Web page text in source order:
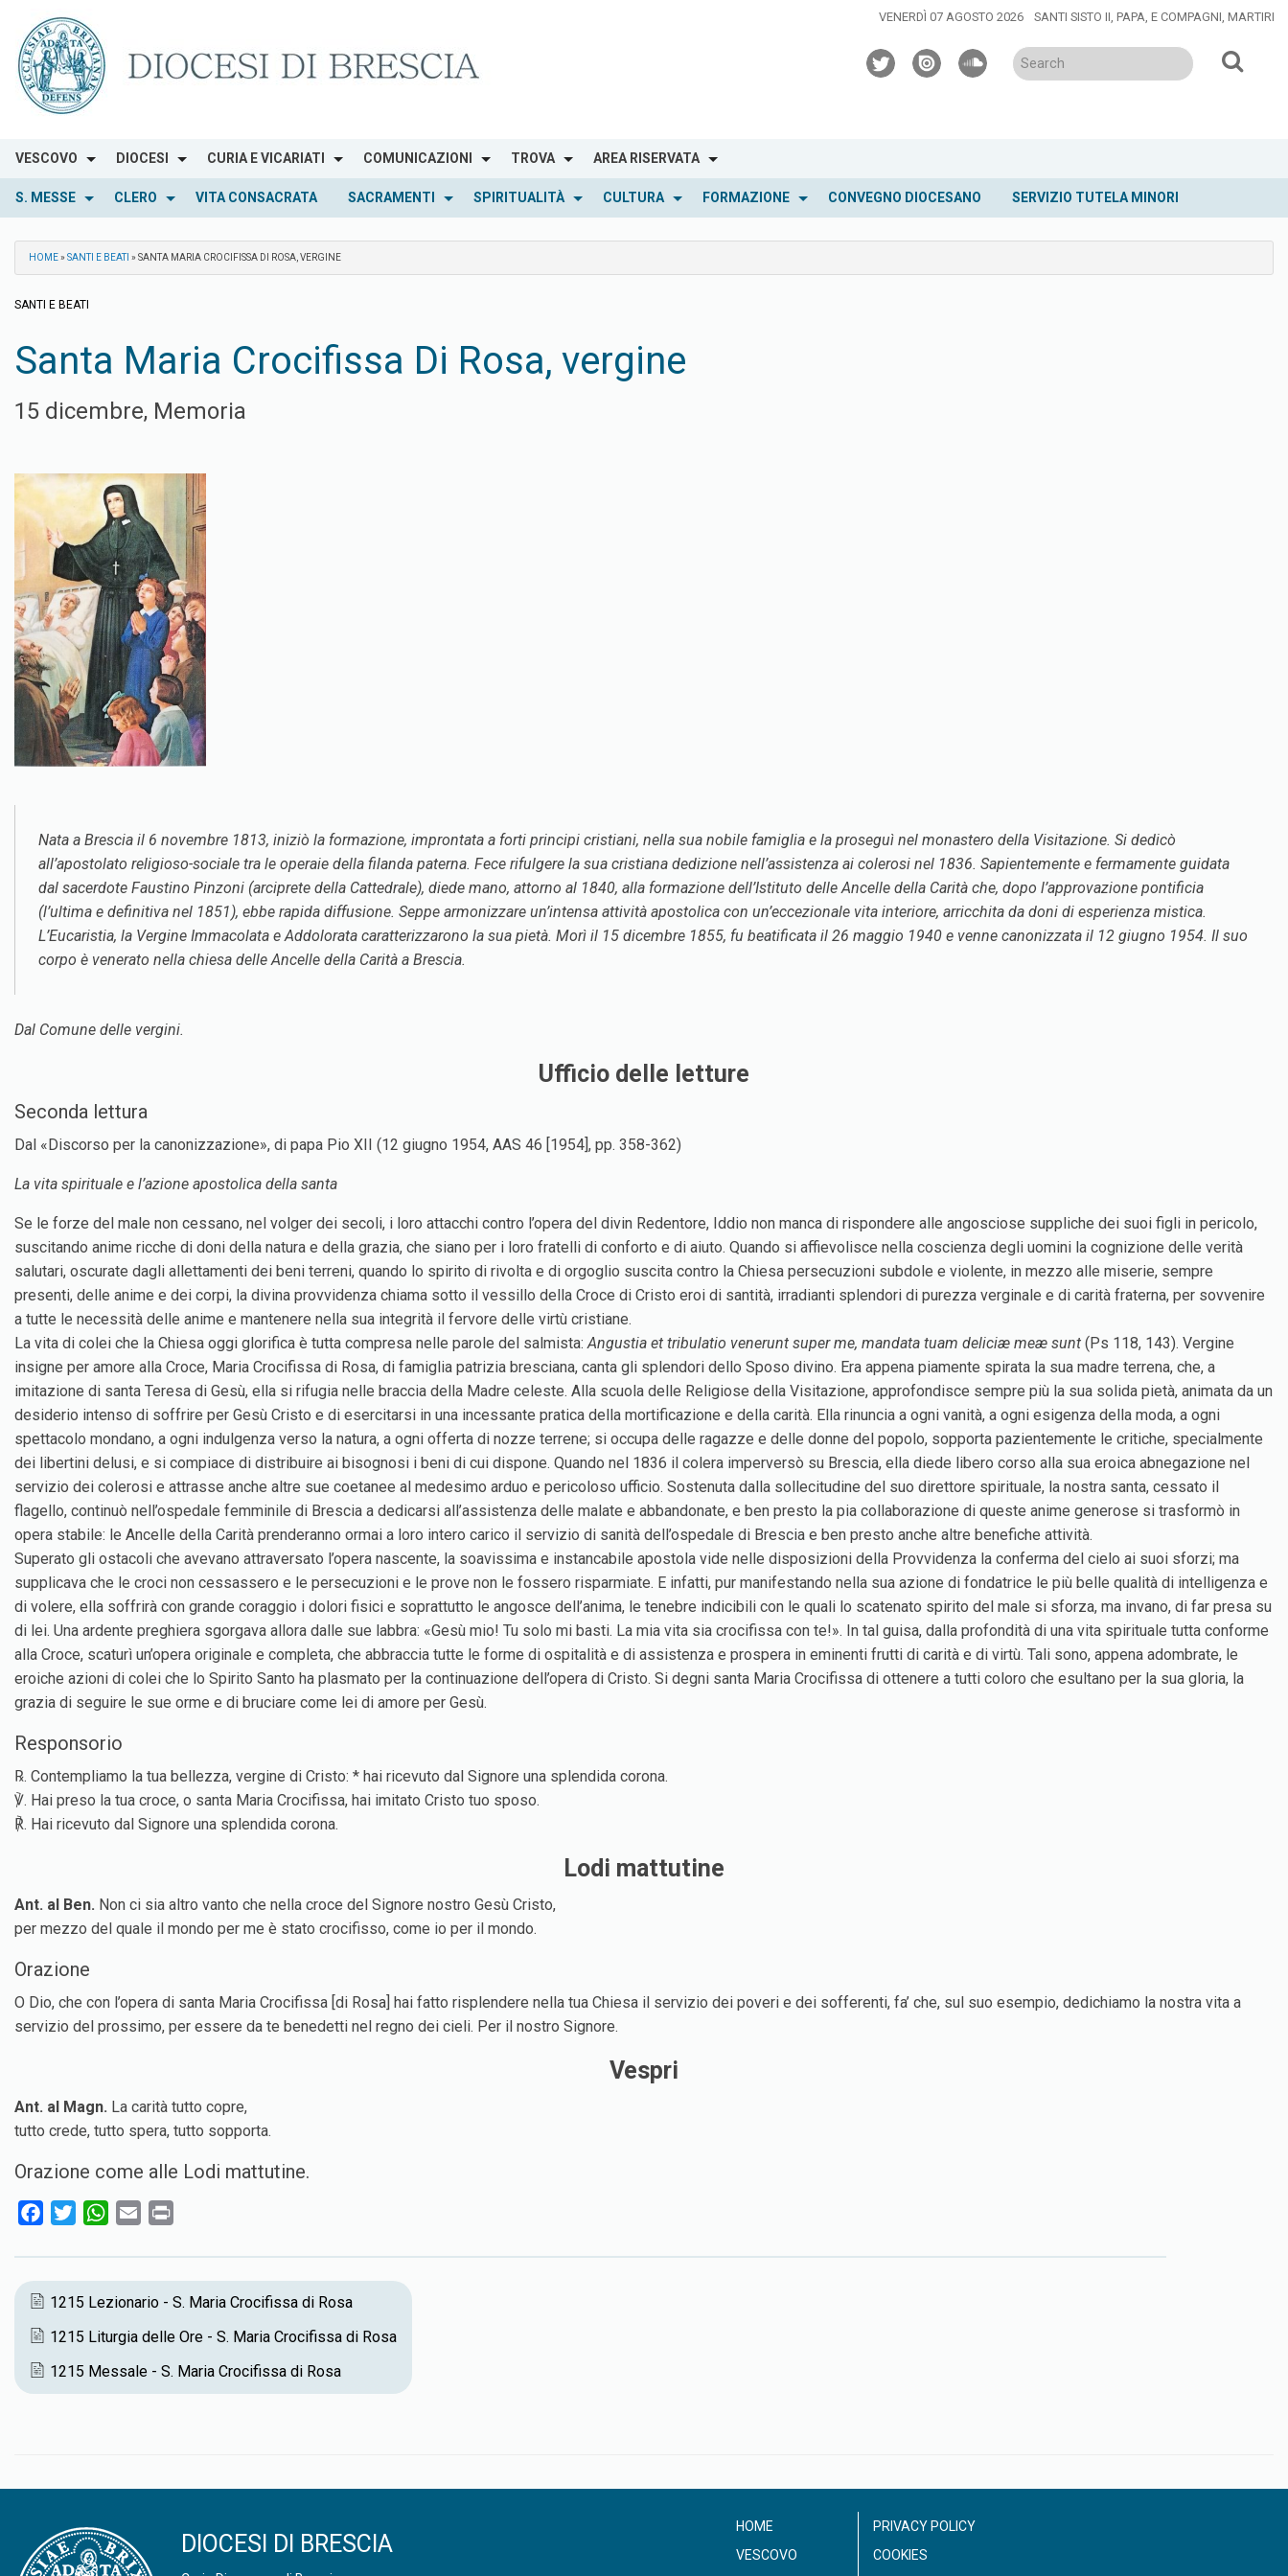
content
VENERDÌ 07 AGOSTO 2026 SANTI SISTO II, PAPA, E COMPAGNI, MARTIRI
twitterissuusoundcloud
VESCOVO DIOCESI CURIA E VICARIATI COMUNICAZIONI TROVA AREA RISERVATA
S. MESSE CLERO VITA CONSACRATA SACRAMENTI SPIRITUALITÀ CULTURA FORMAZIONE CONVEGNO DIOCESANO SERVIZIO TUTELA MINORI
HOME»SANTI E BEATI »SANTA MARIA CROCIFISSA DI ROSA, VERGINE
SANTI E BEATI
Santa Maria Crocifissa Di Rosa, vergine
15 dicembre, Memoria
Nata a Brescia il 6 novembre 1813, iniziò la formazione, improntata a forti principi cristiani, nella sua nobile famiglia e la proseguì nel monastero della Visitazione. Si dedicò
all’apostolato religioso-sociale tra le operaie della filanda paterna. Fece rifulgere la sua cristiana dedizione nell’assistenza ai colerosi nel 1836. Sapientemente e fermamente guidata
dal sacerdote Faustino Pinzoni (arciprete della Cattedrale), diede mano, attorno al 1840, alla formazione dell’Istituto delle Ancelle della Carità che, dopo l’approvazione pontificia
(l’ultima e definitiva nel 1851), ebbe rapida diffusione. Seppe armonizzare un’intensa attività apostolica con un’eccezionale vita interiore, arricchita da doni di esperienza mistica.
L’Eucaristia, la Vergine Immacolata e Addolorata caratterizzarono la sua pietà. Morì il 15 dicembre 1855, fu beatificata il 26 maggio 1940 e venne canonizzata il 12 giugno 1954. Il suo
corpo è venerato nella chiesa delle Ancelle della Carità a Brescia.
Dal Comune delle vergini.
Ufficio delle letture
Seconda lettura
Dal «Discorso per la canonizzazione», di papa Pio XII (12 giugno 1954, AAS 46 [1954], pp. 358-362)
La vita spirituale e l’azione apostolica della santa
Se le forze del male non cessano, nel volger dei secoli, i loro attacchi contro l’opera del divin Redentore, Iddio non manca di rispondere alle angosciose suppliche dei suoi figli in pericolo,
suscitando anime ricche di doni della natura e della grazia, che siano per i loro fratelli di conforto e di aiuto. Quando si affievolisce nella coscienza degli uomini la cognizione delle verità
salutari, oscurate dagli allettamenti dei beni terreni, quando lo spirito di rivolta e di orgoglio suscita contro la Chiesa persecuzioni subdole e violente, in mezzo alle miserie, sempre
presenti, delle anime e dei corpi, la divina provvidenza chiama sotto il vessillo della Croce di Cristo eroi di santità, irradianti splendori di purezza verginale e di carità fraterna, per sovvenire
a tutte le necessità delle anime e mantenere nella sua integrità il fervore delle virtù cristiane.
La vita di colei che la Chiesa oggi glorifica è tutta compresa nelle parole del salmista:Angustia et tribulatio venerunt super me, mandata tuam deliciæ meæ sunt (Ps 118, 143). Vergine
insigne per amore alla Croce, Maria Crocifissa di Rosa, di famiglia patrizia bresciana, canta gli splendori dello Sposo divino. Era appena piamente spirata la sua madre terrena, che, a
imitazione di santa Teresa di Gesù, ella si rifugia nelle braccia della Madre celeste. Alla scuola delle Religiose della Visitazione, approfondisce sempre più la sua solida pietà, animata da un
desiderio intenso di soffrire per Gesù Cristo e di esercitarsi in una incessante pratica della mortificazione e della carità. Ella rinuncia a ogni vanità, a ogni esigenza della moda, a ogni
spettacolo mondano, a ogni indulgenza verso la natura, a ogni offerta di nozze terrene; si occupa delle ragazze e delle donne del popolo, sopporta pazientemente le critiche, specialmente
dei libertini delusi, e si compiace di distribuire ai bisognosi i beni di cui dispone. Quando nel 1836 il colera imperversò su Brescia, ella diede libero corso alla sua eroica abnegazione nel
servizio dei colerosi e attrasse anche altre sue coetanee al medesimo arduo e pericoloso ufficio. Sostenuta dalla sollecitudine del suo direttore spirituale, la nostra santa, cessato il
flagello, continuò nell’ospedale femminile di Brescia a dedicarsi all’assistenza delle malate e abbandonate, e ben presto la pia collaborazione di queste anime generose si trasformò in
opera stabile: le Ancelle della Carità prenderanno ormai a loro intero carico il servizio di sanità dell’ospedale di Brescia e ben presto anche altre benefiche attività.
Superato gli ostacoli che avevano attraversato l’opera nascente, la soavissima e instancabile apostola vide nelle disposizioni della Provvidenza la conferma del cielo ai suoi sforzi; ma
supplicava che le croci non cessassero e le persecuzioni e le prove non le fossero risparmiate. E infatti, pur manifestando nella sua azione di fondatrice le più belle qualità di intelligenza e
di volere, ella soffrirà con grande coraggio i dolori fisici e soprattutto le angosce dell’anima, le tenebre indicibili con le quali lo scatenato spirito del male si sforza, ma invano, di far presa su
di lei. Una ardente preghiera sgorgava allora dalle sue labbra: «Gesù mio! Tu solo mi basti. La mia vita sia crocifissa con te!». In tal guisa, dalla profondità di una vita spirituale tutta conforme
alla Croce, scaturì un’opera originale e completa, che abbraccia tutte le forme di ospitalità e di assistenza e prospera in eminenti frutti di carità e di virtù. Tali sono, appena adombrate, le
eroiche azioni di colei che lo Spirito Santo ha plasmato per la continuazione dell’opera di Cristo. Si degni santa Maria Crocifissa di ottenere a tutti coloro che esultano per la sua gloria, la
grazia di seguire le sue orme e di bruciare come lei di amore per Gesù.
Responsorio
℞. Contempliamo la tua bellezza, vergine di Cristo: * hai ricevuto dal Signore una splendida corona.
℣. Hai preso la tua croce, o santa Maria Crocifissa, hai imitato Cristo tuo sposo.
℟. Hai ricevuto dal Signore una splendida corona.
Lodi mattutine
Ant. al Ben. Non ci sia altro vanto che nella croce del Signore nostro Gesù Cristo,
per mezzo del quale il mondo per me è stato crocifisso, come io per il mondo.
Orazione
O Dio, che con l’opera di santa Maria Crocifissa [di Rosa] hai fatto risplendere nella tua Chiesa il servizio dei poveri e dei sofferenti, fa’ che, sul suo esempio, dedichiamo la nostra vita a
servizio del prossimo, per essere da te benedetti nel regno dei cieli. Per il nostro Signore.
Vespri
Ant. al Magn. La carità tutto copre,
tutto crede, tutto spera, tutto sopporta.
Orazione come alle Lodi mattutine.
c
b
o
o
i
t
e
r
W
a
s
A
a
l
i
t
1215 Lezionario - S. Maria Crocifissa di Rosa
1215 Liturgia delle Ore - S. Maria Crocifissa di Rosa
1215 Messale - S. Maria Crocifissa di Rosa
DIOCESI DI BRESCIA
HOME
VESCOVO
PRIVACY POLICY
COOKIES